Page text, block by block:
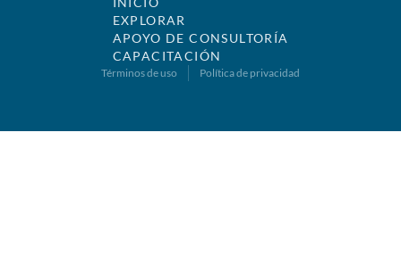
EXPLORAR
APOYO DE CONSULTORÍA
CAPACITACIÓN
Términos de uso Política de privacidad